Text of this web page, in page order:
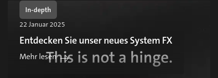
In-depth
22 Januar 2025
Entdecken Sie unser neues System FX
Mehr lesen